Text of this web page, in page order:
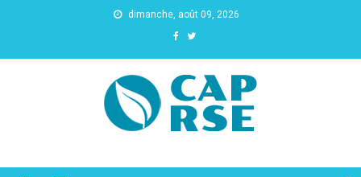
dimanche, août 09, 2026